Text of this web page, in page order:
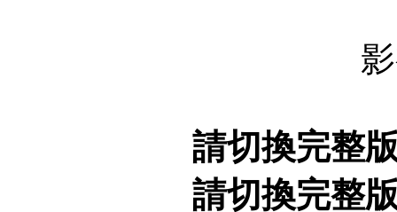
請切換完整
請切換完整